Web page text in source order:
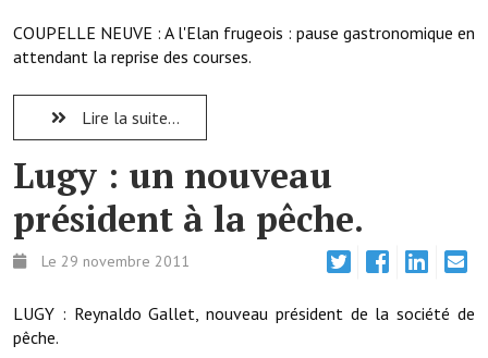
Numéros d'urgence
Terrains et maisons à vendre
VOTRE MAIRIE
Elus et agents
Les moyens financiers
COUPELLE NEUVE : A l'Elan frugeois : pause gastronomique en
attendant la reprise des courses.
Lire la suite...
Lugy : un nouveau
président à la pêche.
Le 29 novembre 2011
LUGY : Reynaldo Gallet, nouveau président de la société de
pêche.